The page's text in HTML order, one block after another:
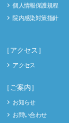
個人情報保護規程
院内感染対策指針
［アクセス］
アクセス
［ご案内］
お知らせ
お問い合わせ